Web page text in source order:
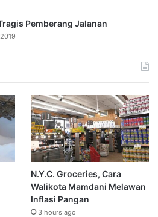
Pemberang Jalanan
N.Y.C. Groceries, Cara
Walikota Mamdani Melawan
Inflasi Pangan
3 hours ago